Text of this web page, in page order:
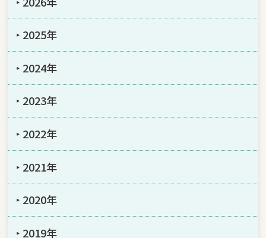
‣ 2025年
‣ 2024年
‣ 2023年
‣ 2022年
‣ 2021年
‣ 2020年
‣ 2019年